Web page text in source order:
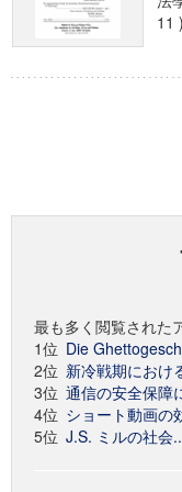
11 )
最も多く閲覧された
1位 Die
2位 新冷戦期におけ
3位 通信の安全保障
4位 ショート動画の
5位 J.S. ミルの社会